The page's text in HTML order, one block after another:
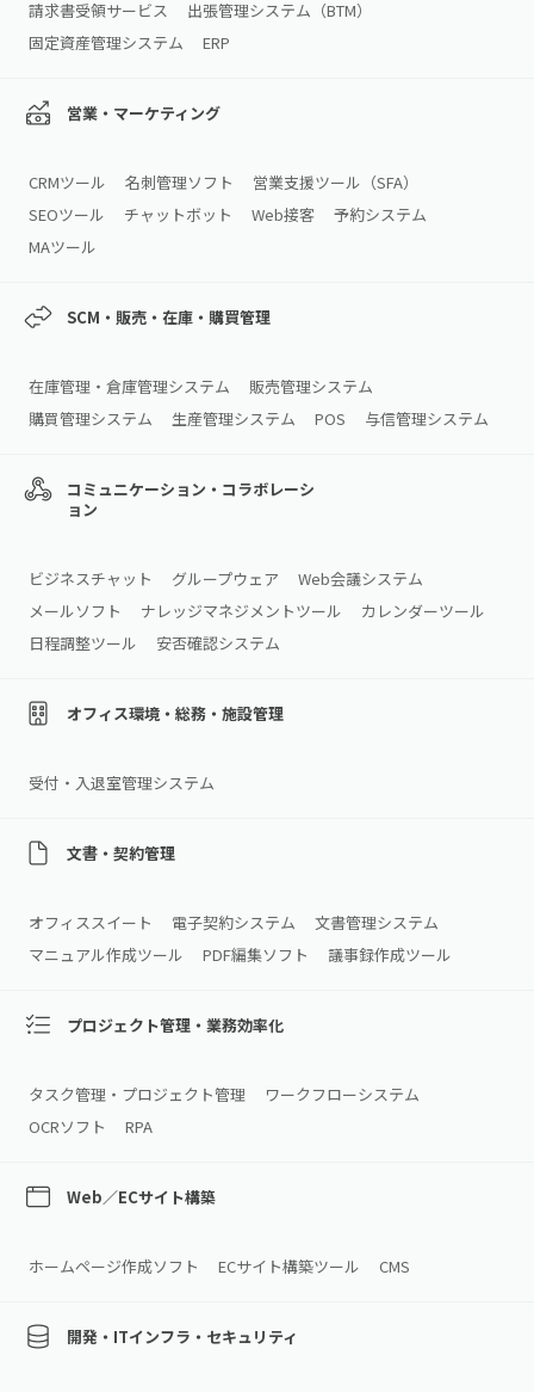
請求書受領サービス
出張管理システム（BTM）
固定資産管理システム
ERP
営業・マーケティング
CRMツール 名刺管理ソフト
営業支援ツール（SFA）
SEOツール
チャットボット Web接客
予約システム
MAツール
SCM・販売・在庫・購買管理
在庫管理・倉庫管理システム
販売管理システム
購買管理システム
生産管理システム POS 与信管理システム
コミュニケーション・コラボレーシ
ョン
ビジネスチャット グループウェア
Web会議システム
メールソフト
ナレッジマネジメントツール
カレンダーツール
日程調整ツール
安否確認システム
オフィス環境・総務・施設管理
受付・入退室管理システム
文書・契約管理
オフィススイート 電子契約システム
文書管理システム
マニュアル作成ツール
PDF編集ソフト 議事録作成ツール
プロジェクト管理・業務効率化
タスク管理・プロジェクト管理
ワークフローシステム
OCRソフト
RPA
Web／ECサイト構築
ホームページ作成ソフト ECサイト構築ツール CMS
開発・ITインフラ・セキュリティ